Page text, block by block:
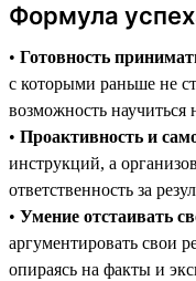
Формула
• Готовность
с которыми раньше не
возможность научиться
• Проактивность и
инструкций, а
ответственность за
• Умение отстаивать
аргументировать свои
опираясь на факты и